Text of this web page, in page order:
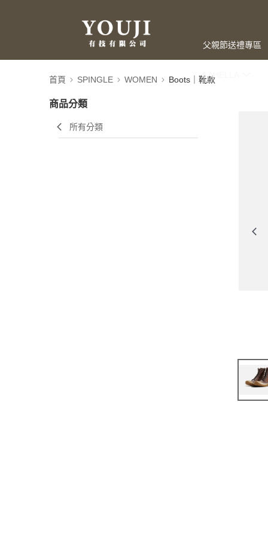
父親節送禮專區
LAHELLA
首頁 SPINGLE WOMEN Boots｜靴款
商品分類
所有分類